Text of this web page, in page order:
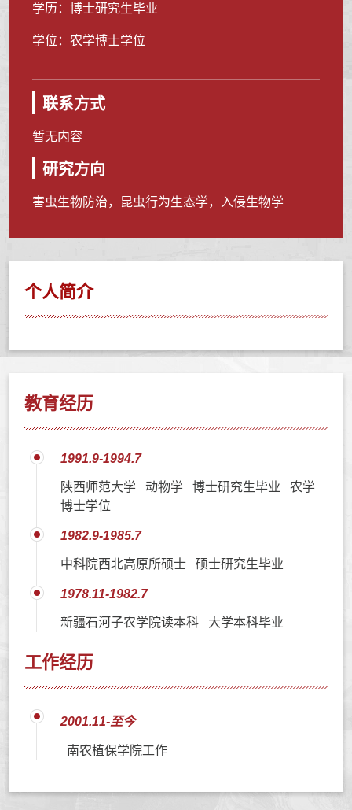
学历：博士研究生毕业
学位：农学博士学位
联系方式
暂无内容
研究方向
害虫生物防治，昆虫行为生态学，入侵生物学
个人简介
教育经历
1991.9-1994.7
陕西师范大学 动物学 博士研究生毕业 农学
博士学位
1982.9-1985.7
中科院西北高原所硕士 硕士研究生毕业
1978.11-1982.7
新疆石河子农学院读本科 大学本科毕业
工作经历
2001.11-至今
南农植保学院工作